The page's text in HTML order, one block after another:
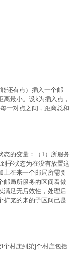
还有点）插入一个邮
最小。设k为插入点，
一对点之间，距离总和
态的变量：（1）所服务
子状态为在没有放置这
上在来一个邮局所需要
邮局所服务的区间看做
满足无后效性，处理后
扩充的来的子区间已是
个村庄到第j个村庄包括